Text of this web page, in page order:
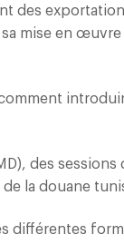
des
mise en
des
la douane
différentes